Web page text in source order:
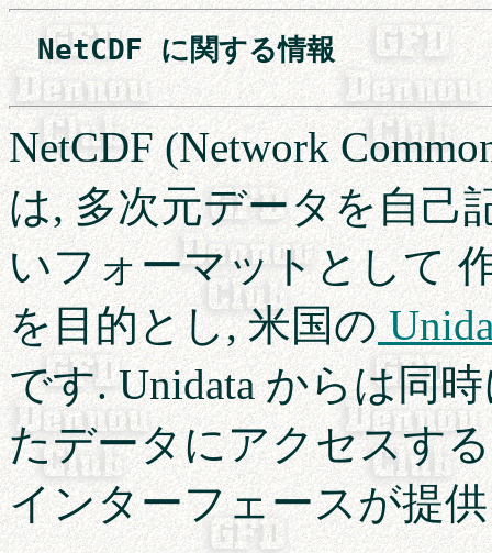
NetCDF に関する
NetCDF (Network
は, 多次元データを自己
いフォーマットとして
を目的とし, 米国の
です. Unidata からは同
たデータにアクセスす
インターフェースが提